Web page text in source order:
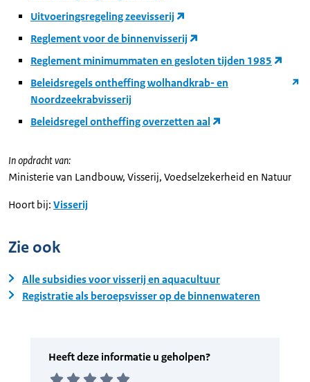
Uitvoeringsregeling zeevisserij
Reglement voor de binnenvisserij
Reglement minimummaten en gesloten tijden 1985
Beleidsregels ontheffing wolhandkrab- en
Noordzeekrabvisserij
Beleidsregel ontheffing overzetten aal
In opdracht van:
Ministerie van Landbouw, Visserij, Voedselzekerheid en Natuur
Hoort bij: Visserij
Zie ook
Alle subsidies voor visserij en aquacultuur
Registratie als beroepsvisser op de binnenwateren